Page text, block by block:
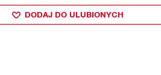
DODAJ DO ULUBIONYCH